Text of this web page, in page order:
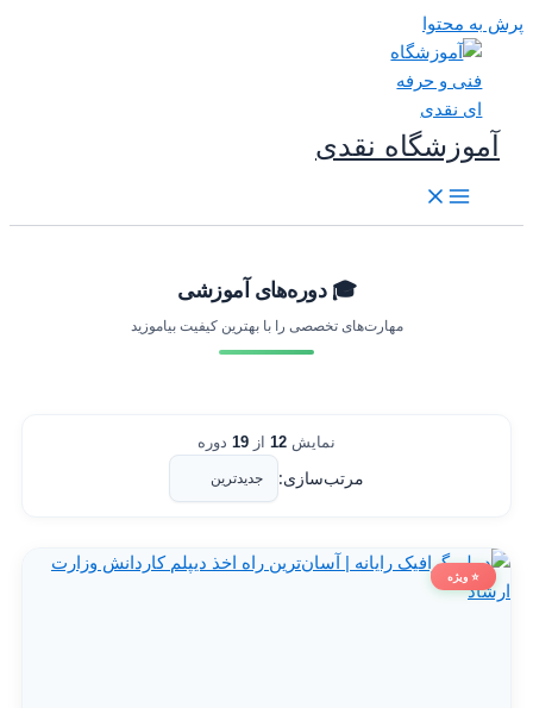
به محتوا
آموزشگاه نقدی
🎓 دوره‌های آموزشی
مهارت‌های تخصصی را با بهترین کیفیت بیاموزید
نمایش12 از 19 دوره
مرتب‌سازی:
⭐ ویژه